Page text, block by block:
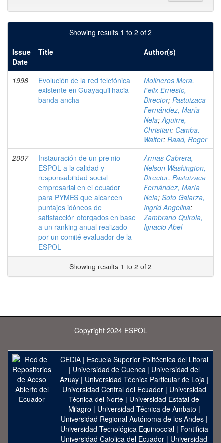
Showing results 1 to 2 of 2
Issue
Date
Title Author(s)
1998
Evolución de la red telefónica
existente en Guayaquil hacia
banda ancha
Molineros Mera,
Felix Ernesto,
Director; Pastuizaca
Fernández, María
Nela;Aguirre,
Christian; Camba,
Walter; Raad, Roger
2007
Instauración de un premio
ESPOL a la calidad y
responsabilidad social
empresarial en el ecuador
para PYMES que alcancen
puntajes idóneos de
satisfacción otorgados en base
a un ranking anual realizado
por un comité evaluador de la
ESPOL
Armas Cabrera,
Nelson Washington,
Director; Pastuizaca
Fernández, María
Nela; Soto Galarza,
Ingrid Angelina;
Zambrano Quirola,
Ignacio Abel
Showing results 1 to 2 of 2
Copyright 2024 ESPOL
CEDIA| Escuela Superior Politécnica del Litoral
| Universidad de Cuenca| Universidad del
Azuay| Universidad Técnica Particular de Loja|
Universidad Central del Ecuador| Universidad
Técnica del Norte | Universidad Estatal de
Milagro | Universidad Técnica de Ambato |
Universidad Regional Autónoma de los Andes|
Universidad Tecnológica Equinoccial| Pontificia
Universidad Catolica del Ecuador | Universidad